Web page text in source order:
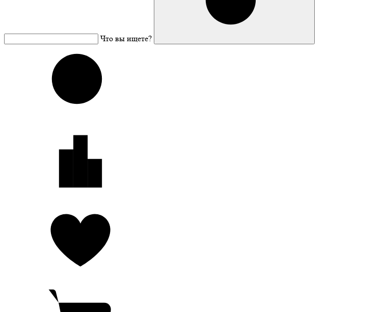
Что вы ищете?